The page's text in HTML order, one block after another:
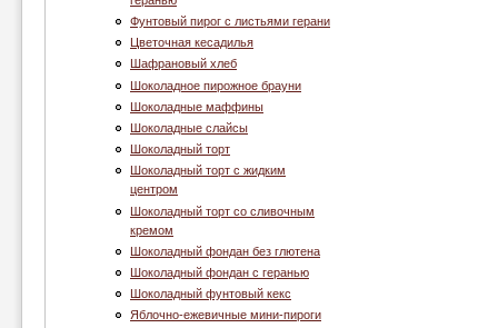
Фунтовый пирог с листьями герани
Цветочная кесадилья
Шафрановый хлеб
Шоколадное пирожное брауни
Шоколадные маффины
Шоколадные слайсы
Шоколадный торт
Шоколадный торт с жидким
центром
Шоколадный торт со сливочным
кремом
Шоколадный фондан без глютена
Шоколадный фондан с геранью
Шоколадный фунтовый кекс
Яблочно-ежевичные мини-пироги